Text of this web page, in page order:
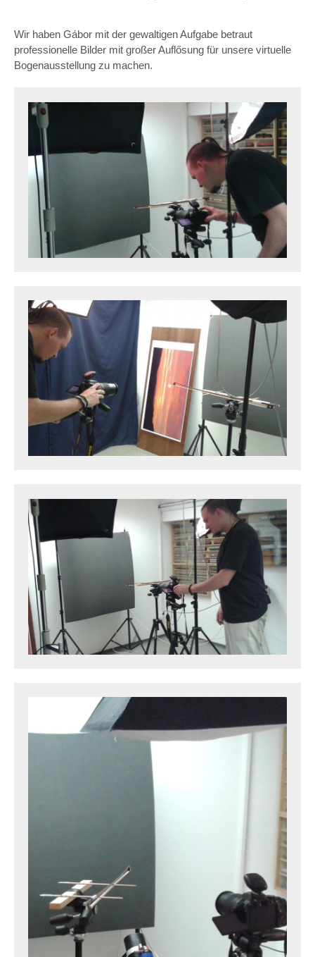
Wir haben Gábor mit der gewaltigen Aufgabe betraut
professionelle Bilder mit großer Auflősung für unsere virtuelle
Bogenausstellung zu machen.